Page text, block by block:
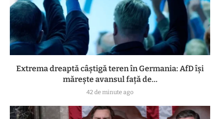
Extrema dreaptă câștigă teren în Germania: AfD își
mărește avansul față de...
42 de minute ago